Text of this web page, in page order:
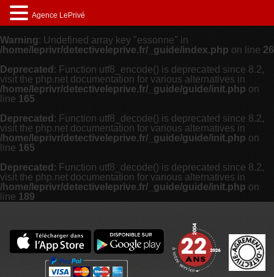
Warning: Undefined array key "essonne" in
/home/leprivr/detectiveleprive.fr/_guide/index.php on line 26
Deprecated : Function utf8_encode() is deprecated since 8.2,
visit the php.net documentation for various alternatives in
/home/leprivr/detectiveleprive.fr/_guide/guide/init.php on
line 165
Deprecated : Function utf8_decode() is deprecated since 8.2,
visit the php.net documentation for various alternatives in
/home/leprivr/detectiveleprive.fr/_guide/guide/init.php on
line 165
Deprecated : Function utf8_decode() is deprecated since 8.2,
visit the php.net documentation for various alternatives in
/home/leprivr/detectiveleprive.fr/_guide/guide/init.php on
line 189
Agence LePrivé